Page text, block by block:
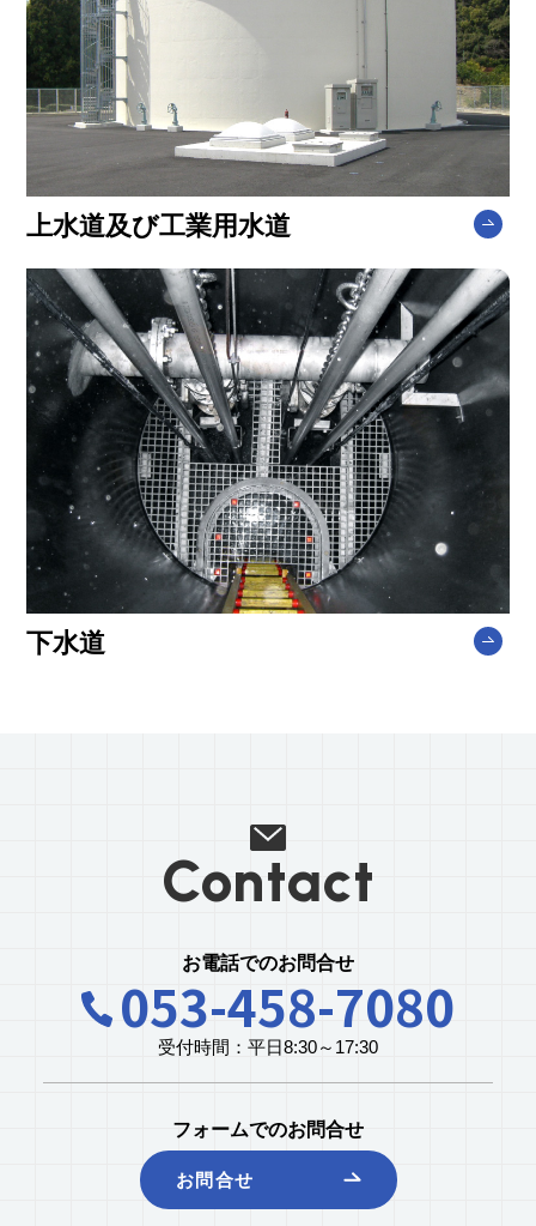
上水道及び工業用水道
下水道
Contact
お電話でのお問合せ
053-458-7080
受付時間：平日8:30～17:30
フォームでのお問合せ
お問合せ